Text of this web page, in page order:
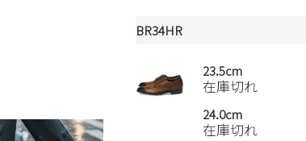
BR34HR
23.5cm
在庫切れ
24.0cm
在庫切れ